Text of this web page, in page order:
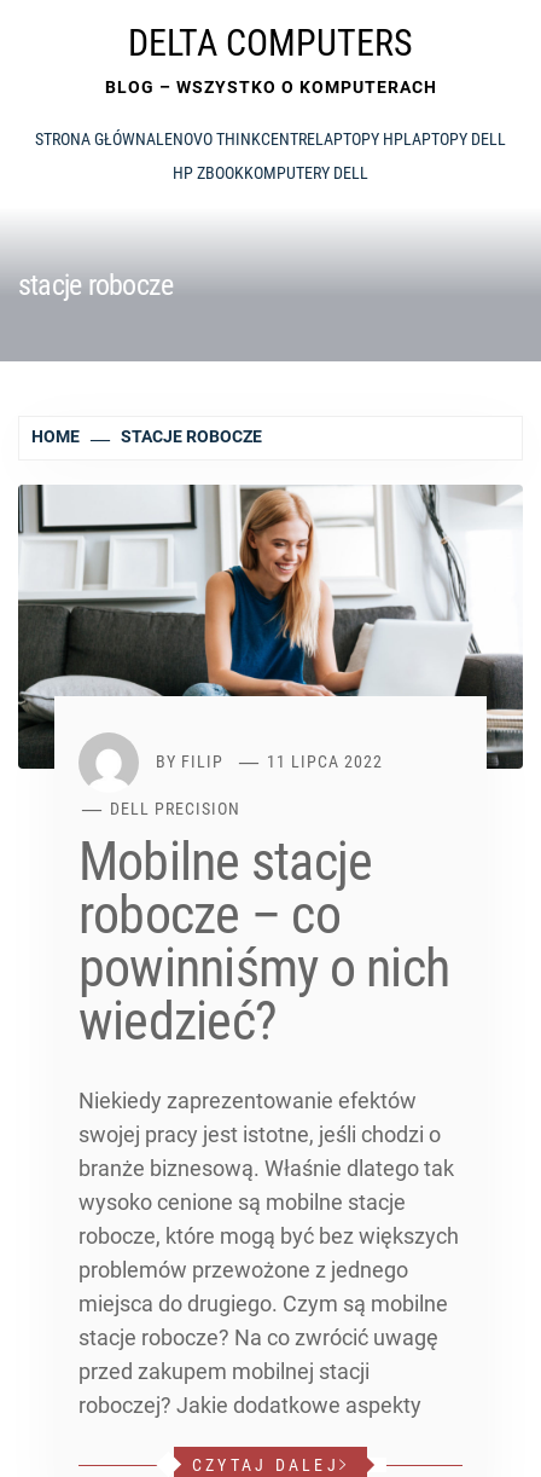
DELTA COMPUTERS
BLOG – WSZYSTKO O KOMPUTERACH
STRONA GŁÓWNALENOVO THINKCENTRELAPTOPY HPLAPTOPY DELL
HP ZBOOKKOMPUTERY DELL
stacje robocze
HOME STACJE ROBOCZE
BY FILIP 11 LIPCA 2022
DELL PRECISION
Mobilne stacje
robocze – co
powinniśmy o nich
wiedzieć?
Niekiedy zaprezentowanie efektów
swojej pracy jest istotne, jeśli chodzi o
branże biznesową. Właśnie dlatego tak
wysoko cenione są mobilne stacje
robocze, które mogą być bez większych
problemów przewożone z jednego
miejsca do drugiego. Czym są mobilne
stacje robocze? Na co zwrócić uwagę
przed zakupem mobilnej stacji
roboczej? Jakie dodatkowe aspekty
CZYTAJ DALEJ